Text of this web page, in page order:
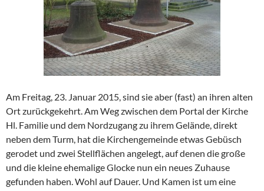
Am Freitag, 23. Januar 2015, sind sie aber (fast) an ihren alten
Ort zurückgekehrt. Am Weg zwischen dem Portal der Kirche
Hl. Familie und dem Nordzugang zu ihrem Gelände, direkt
neben dem Turm, hat die Kirchengemeinde etwas Gebüsch
gerodet und zwei Stellflächen angelegt, auf denen die große
und die kleine ehemalige Glocke nun ein neues Zuhause
gefunden haben. Wohl auf Dauer. Und Kamen ist um eine